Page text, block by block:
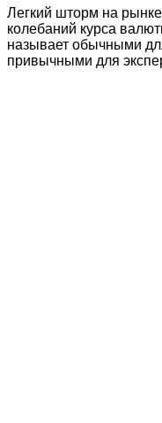
Легкий шторм на
колебаний курса
называет обычными
привычными для